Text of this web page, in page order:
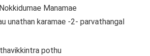
Manamae
unathan karamae -2- parvathangal
pothu